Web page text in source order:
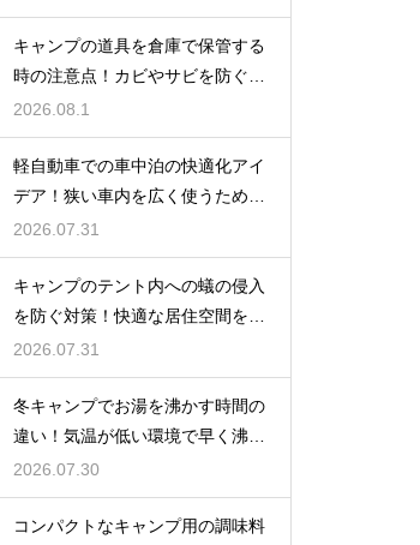
キャンプの道具を倉庫で保管する
時の注意点！カビやサビを防ぐお
手入れ
2026.08.1
軽自動車での車中泊の快適化アイ
デア！狭い車内を広く使うための
工夫
2026.07.31
キャンプのテント内への蟻の侵入
を防ぐ対策！快適な居住空間をキ
ープ
2026.07.31
冬キャンプでお湯を沸かす時間の
違い！気温が低い環境で早く沸騰
させる
2026.07.30
コンパクトなキャンプ用の調味料